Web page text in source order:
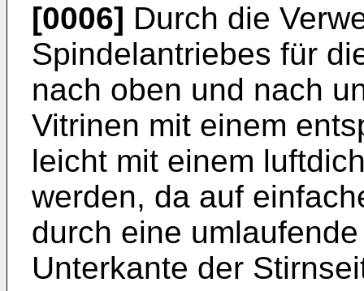
[0006] Durch die
Spindelantriebes für
nach oben und nach
Vitrinen mit einem
leicht mit einem
werden, da auf
durch eine
Unterkante der